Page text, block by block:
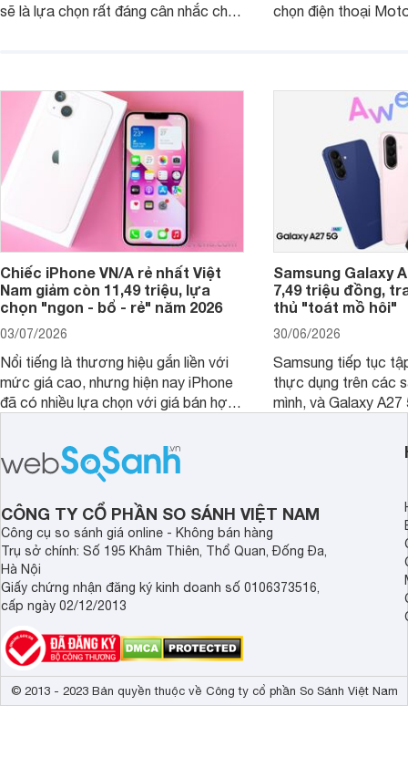
sẽ là lựa chọn rất đáng cân nhắc cho
chọn điện thoại
Chiếc iPhone VN/A rẻ nhất Việt
Nam giảm còn 11,49 triệu, lựa
chọn "ngon - bổ - rẻ" năm 2026
03/07/2026
Nổi tiếng là thương hiệu gắn liền với
mức giá cao, nhưng hiện nay iPhone
đã có nhiều lựa chọn với giá bán hợp
cận sản phẩm chính hãng.
Samsung Galaxy
7,49 triệu đồng,
thủ "toát mồ hôi"
30/06/2026
Samsung tiếp tục
thực dụng trên các
mình, và Galaxy
tới cho người dùng
lượng với nhiều
CÔNG TY CỔ PHẦN SO SÁNH VIỆT NAM
Công cụ so sánh giá online - Không bán hàng
Trụ sở chính: Số 195 Khâm Thiên, Thổ Quan, Đống Đa,
Hà Nội
Giấy chứng nhận đăng ký kinh doanh số 0106373516,
cấp ngày 02/12/2013
© 2013 - 2023 Bản quyền thuộc về Công ty cổ phần So Sánh Việt Nam